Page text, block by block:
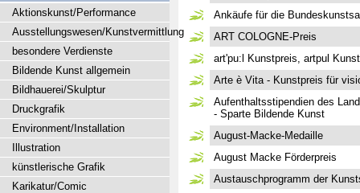
Ankäufe für die
ART COLOGNE-Preis
art'pu:l Kunstpreis, artpul
Arte è Vita - Kunstpreis für
Aufenthaltsstipendien des
- Sparte Bildende Kunst
August-Macke-Medaille
August Macke Förderpreis
Austauschprogramm der
Aktionskunst/Performance
Ausstellungswesen/Kunstvermittlung
besondere Verdienste
Bildende Kunst allgemein
Bildhauerei/Skulptur
Druckgrafik
Environment/Installation
Illustration
künstlerische Grafik
Karikatur/Comic